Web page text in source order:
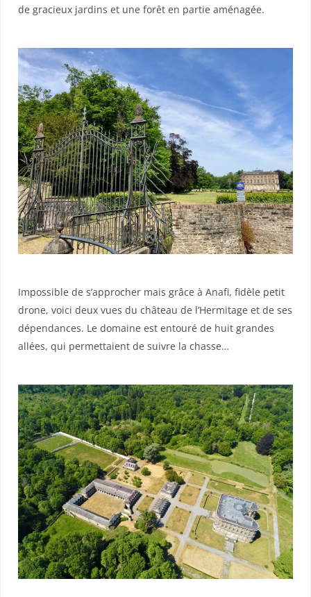
de gracieux jardins et une forêt en partie aménagée.
Impossible de s’approcher mais grâce à Anafi, fidèle petit
drone, voici deux vues du château de l’Hermitage et de ses
dépendances. Le domaine est entouré de huit grandes
allées, qui permettaient de suivre la chasse…